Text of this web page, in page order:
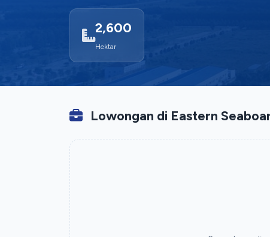
2,600
Hektar
Lowongan di Eastern